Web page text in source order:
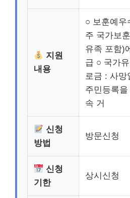
지원
내용
○ 보훈예우
주 국가보
유족 포함)
급 ○ 국가
로금 : 사망
주민등록
속 거
신청
방법
방문신청
신청
기한
상시신청